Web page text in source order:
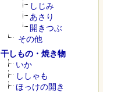
しじみ
あさり
開きつぶ
その他
干しもの・焼き物
いか
ししゃも
ほっけの開き